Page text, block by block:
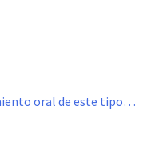
oral de este tipo…